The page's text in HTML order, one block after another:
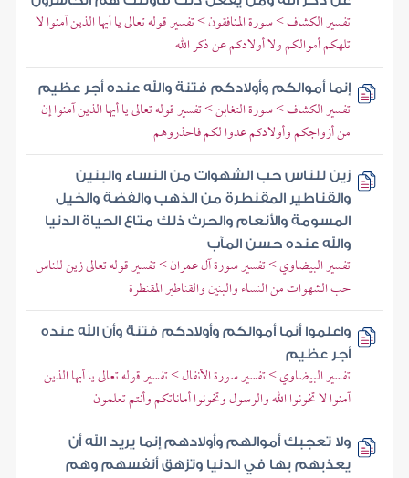
تفسير الكشاف > سورة المنافقون > تفسير قوله تعالى يا أيها الذين آمنوا لا
تلهكم أموالكم ولا أولادكم عن ذكر الله
إنما أموالكم وأولادكم فتنة والله عنده أجر عظيم
تفسير الكشاف > سورة التغابن > تفسير قوله تعالى يا أيها الذين آمنوا إن
من أزواجكم وأولادكم عدوا لكم فاحذروهم
زين للناس حب الشهوات من النساء والبنين
والقناطير المقنطرة من الذهب والفضة والخيل
المسومة والأنعام والحرث ذلك متاع الحياة الدنيا
والله عنده حسن المآب
تفسير البيضاوي > تفسير سورة آل عمران > تفسير قوله تعالى زين للناس
حب الشهوات من النساء والبنين والقناطير المقنطرة
واعلموا أنما أموالكم وأولادكم فتنة وأن الله عنده
أجر عظيم
تفسير البيضاوي > تفسير سورة الأنفال > تفسير قوله تعالى يا أيها الذين
آمنوا لا تخونوا الله والرسول وتخونوا أماناتكم وأنتم تعلمون
ولا تعجبك أموالهم وأولادهم إنما يريد الله أن
يعذبهم بها في الدنيا وتزهق أنفسهم وهم